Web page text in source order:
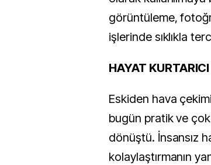
görüntüleme,
işlerinde sıklıkla
HAYAT KURTARICI
Eskiden hava
bugün pratik ve
dönüştü. İnsansız
kolaylaştırmanın